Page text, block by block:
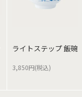
ライトステップ 飯碗
3,850円(税込)